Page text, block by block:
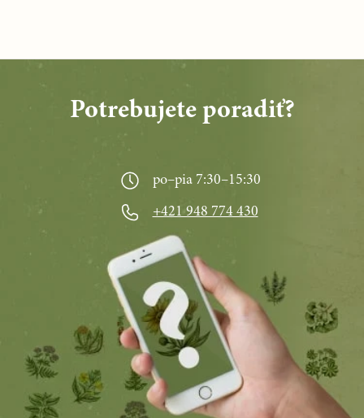
Potrebujete poradiť?
po–pia 7:30–15:30
+421 948 774 430